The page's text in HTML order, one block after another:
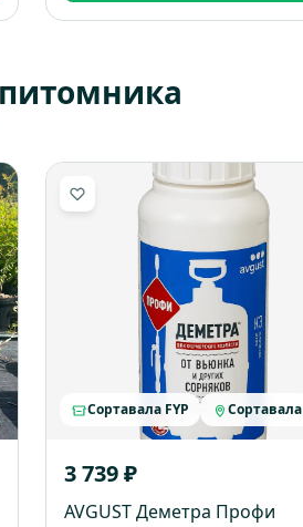
Сортавала FYP Сортавала
3 739 ₽
AVGUST Деметра Профи